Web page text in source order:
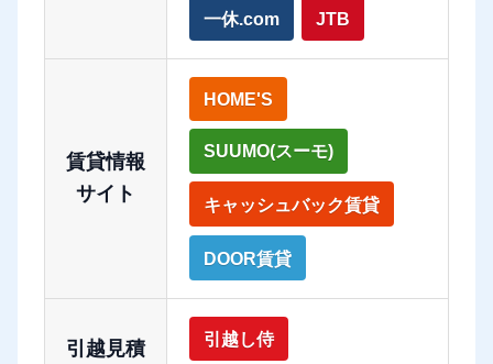
一休.com JTB
賃貸情報
サイト
HOME'S
SUUMO(スーモ)
キャッシュバック賃貸
DOOR賃貸
引越見積
引越し侍